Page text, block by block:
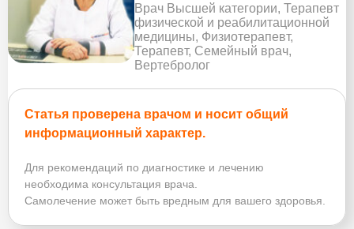
Врач Высшей категории, Терапевт
физической и реабилитационной
медицины, Физиотерапевт,
Терапевт, Семейный врач,
Вертебролог
Статья проверена врачом и носит общий
информационный характер.
Для рекомендаций по диагностике и лечению
необходима консультация врача.
Самолечение может быть вредным для вашего здоровья.